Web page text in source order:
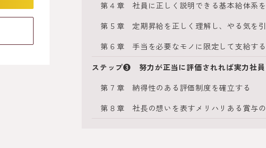
第４章 社員に正しく説明できる基本給体系
第５章 定期昇給を正しく理解し、やる気を
第６章 手当を必要なモノに限定して支給する
ステップ❸ 努力が正当に評価されれば実力社員
第７章 納得性のある評価制度を確立する
第８章 社長の想いを表すメリハリある賞与